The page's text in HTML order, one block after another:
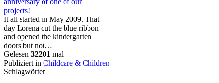
It all started in May 2009. That
day Lorena cut the blue ribbon
and opened the kindergarten
doors but not…
Gelesen 32201 mal
Publiziert in Childcare & Children
Schlagwörter